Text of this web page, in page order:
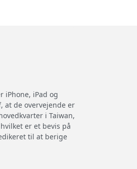
iPad og
at de overvejende er
i Taiwan,
er et bevis på
til at berige